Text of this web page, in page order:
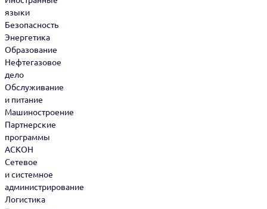
языки
Безопасность
Энергетика
Образование
Нефтегазовое
дело
Обслуживание
и питание
Машиностроение
Партнерские
программы
АСКОН
Сетевое
и системное
администрирование
Логистика